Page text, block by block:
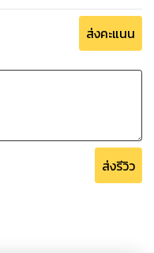
ส่งคะแนน
ส่งรีวิว